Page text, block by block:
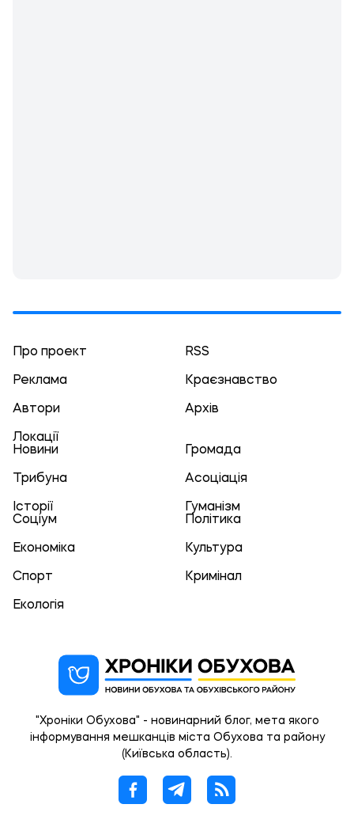
Про проект RSS
Реклама Краєзнавство
Автори Архів
Локації
Новини
Громада
Трибуна Асоціація
Історії
Гуманізм
Соціум
Політика
Економіка Культура
Спорт Кримінал
Екологія
"Хроніки Обухова" - новинарний блог, мета якого
інформування мешканців міста Обухова та району
(Київська область).